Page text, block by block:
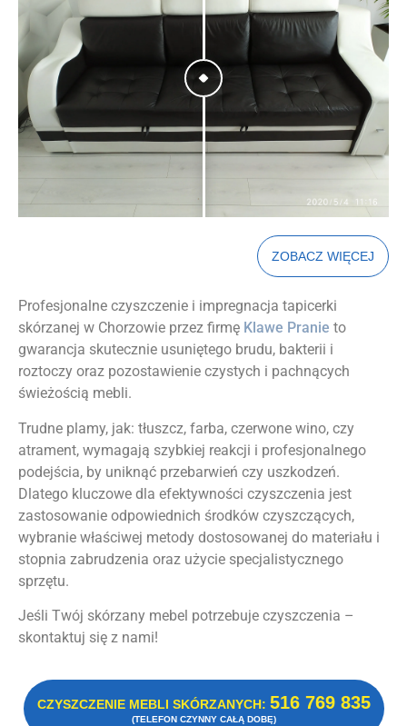
ZOBACZ WIĘCEJ
Profesjonalne czyszczenie i impregnacja tapicerki
skórzanej w Chorzowie przez firmę Klawe Pranie to
gwarancja skutecznie usuniętego brudu, bakterii i
roztoczy oraz pozostawienie czystych i pachnących
świeżością mebli.
Trudne plamy, jak: tłuszcz, farba, czerwone wino, czy
atrament, wymagają szybkiej reakcji i profesjonalnego
podejścia, by uniknąć przebarwień czy uszkodzeń.
Dlatego kluczowe dla efektywności czyszczenia jest
zastosowanie odpowiednich środków czyszczących,
wybranie właściwej metody dostosowanej do materiału i
stopnia zabrudzenia oraz użycie specjalistycznego
sprzętu.
Jeśli Twój skórzany mebel potrzebuje czyszczenia –
skontaktuj się z nami!
CZYSZCZENIE MEBLI SKÓRZANYCH: 516 769 835
(TELEFON CZYNNY CAŁĄ DOBĘ)